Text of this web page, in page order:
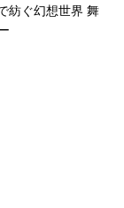
紡ぐ幻想世界 舞